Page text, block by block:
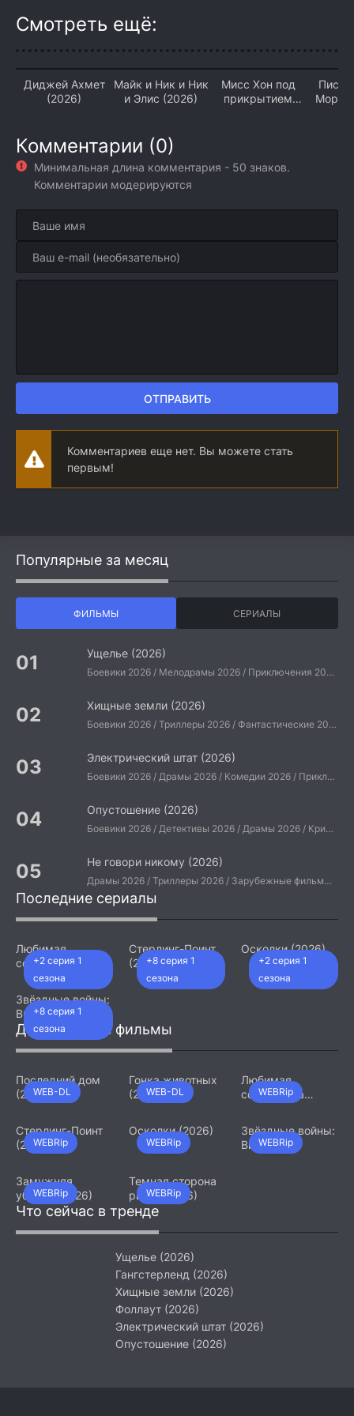
Смотреть ещё:
Диджей Ахмет
(2026)
Майк и Ник и Ник
и Элис (2026)
Мисс Хон под
прикрытием
Комментарии (0)
Минимальная длина комментария - 50 знаков.
Комментарии модерируются
ОТПРАВИТЬ
Комментариев еще нет. Вы можете стать
первым!
Популярные за месяц
ФИЛЬМЫ СЕРИАЛЫ
Ущелье (2026)
Боевики 2026 / Мелодрамы 2026 / Приключения 2026 / Ужасы 2026 / Фантастические 2026 / Зарубежные фильмы 2026 / Американские фильмы / Фильмы 2026
Хищные земли (2026)
Боевики 2026 / Триллеры 2026 / Фантастические 2026 / Зарубежные фильмы 2026 / Американские фильмы / Фильмы 2026
Электрический штат (2026)
Боевики 2026 / Драмы 2026 / Комедии 2026 / Приключения 2026 / Фантастические 2026 / Зарубежные фильмы 2026 / Американские фильмы / Фильмы 2026
Опустошение (2026)
Боевики 2026 / Детективы 2026 / Драмы 2026 / Криминальные фильмы 2026 / Триллеры 2026 / Зарубежные фильмы 2026 / Американские фильмы / Фильмы 2026
Не говори никому (2026)
Драмы 2026 / Триллеры 2026 / Зарубежные фильмы 2026 / Американские фильмы / Фильмы 2026
Последние сериалы
+2 серия 1
сезона
Любимая
сотрудница
(2026)
+8 серия 1
сезона
Стерлинг-Поинт
(2026)
+2 серия 1
сезона
Осколки (2026)
+8 серия 1
сезона
Звёздные войны:
Видения.
Девятый джедай
(2026)
Добавленные фильмы
WEB-DL
Последний дом
(2026)
WEB-DL
Гонка животных
(2026)
WEBRip
Любимая
сотрудница
WEBRip
Стерлинг-Поинт
(2026)
WEBRip
Осколки (2026)
WEBRip
Звёздные войны:
Видения.
WEBRip
Замужняя
убийца (2026)
WEBRip
Темная сторона
ринга (2026)
Что сейчас в тренде
Ущелье (2026)
Гангстерленд (2026)
Хищные земли (2026)
Фоллаут (2026)
Электрический штат (2026)
Опустошение (2026)